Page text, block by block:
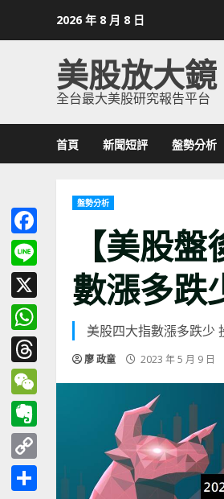
2026 年 8 月 8 日
美股放大鏡
全台最大美股研究報告平台
首頁 新聞短評 盤勢分析
盤勢分析
【美股
數漲多跌
美股四大指數漲多跌少
廖 政童 2023 年 5 月 9 日
Facebook
Line
X
WhatsApp
Threads
WeChat
Evernote
Copy